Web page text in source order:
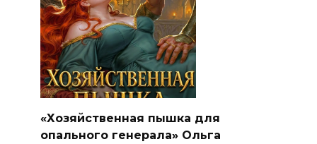
«Хозяйственная пышка для
опального генерала» Ольга